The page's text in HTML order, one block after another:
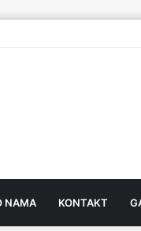
NAMA KONTAKT